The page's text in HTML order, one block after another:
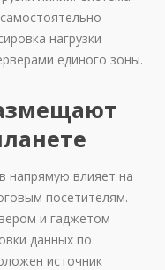
нагрузки
единого зоны.
напрямую влияет на
посетителям.
и гаджетом
данных по
источник